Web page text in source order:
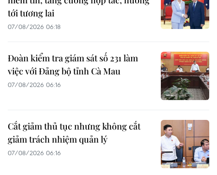
tới tương lai
07/08/2026 06:18
Đoàn kiểm tra giám sát số 231 làm
việc với Đảng bộ tỉnh Cà Mau
07/08/2026 06:16
Cắt giảm thủ tục nhưng không cắt
giảm trách nhiệm quản lý
07/08/2026 06:16